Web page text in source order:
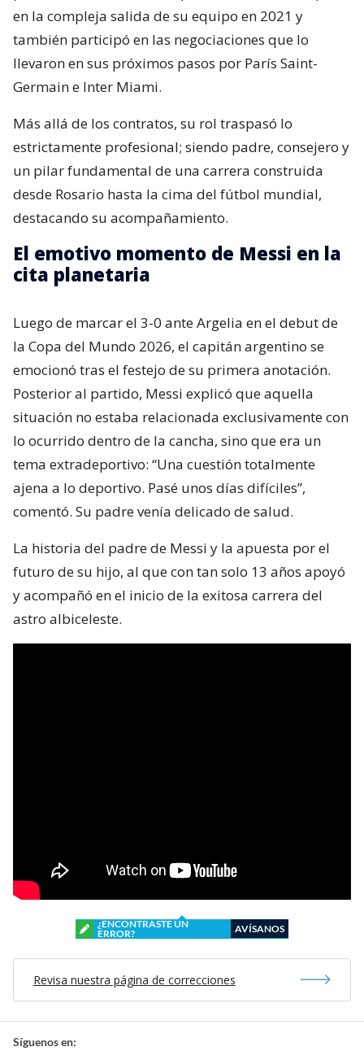
en la compleja salida de su equipo en 2021 y
también participó en las negociaciones que lo
llevaron en sus próximos pasos por París Saint-
Germain e Inter Miami.
Más allá de los contratos, su rol traspasó lo
estrictamente profesional; siendo padre, consejero y
un pilar fundamental de una carrera construida
desde Rosario hasta la cima del fútbol mundial,
destacando su acompañamiento.
El emotivo momento de Messi en la
cita planetaria
Luego de marcar el 3-0 ante Argelia en el debut de
la Copa del Mundo 2026, el capitán argentino se
emocionó tras el festejo de su primera anotación.
Posterior al partido, Messi explicó que aquella
situación no estaba relacionada exclusivamente con
lo ocurrido dentro de la cancha, sino que era un
tema extradeportivo: “Una cuestión totalmente
ajena a lo deportivo. Pasé unos días difíciles”,
comentó. Su padre venía delicado de salud.
La historia del padre de Messi y la apuesta por el
futuro de su hijo, al que con tan solo 13 años apoyó
y acompañó en el inicio de la exitosa carrera del
astro albiceleste.
¿ENCONTRASTE UN
ERROR?
AVÍSANOS
Revisa nuestra página de correcciones
Síguenos en: